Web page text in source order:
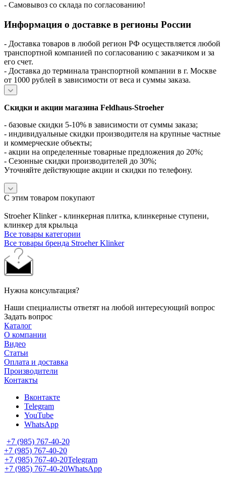
- Самовывоз со склада по согласованию!
Информация о доставке в регионы России
- Доставка товаров в любой регион РФ осуществляется любой
транспортной компанией по согласованию с заказчиком и за
его счет.
- Доставка до терминала транспортной компании в г. Москве
от 1000 рублей в зависимости от веса и суммы заказа.
Скидки и акции магазина Feldhaus-Stroeher
- базовые скидки 5-10% в зависимости от суммы заказа;
- индивидуальные скидки производителя на крупные частные
и коммерческие объекты;
- акции на определенные товарные предложения до 20%;
- Сезонные скидки производителей до 30%;
Уточняйте действующие акции и скидки по телефону.
С этим товаром покупают
Stroeher Klinker - клинкерная плитка, клинкерные ступени,
клинкер для крыльца
Все товары категории
Все товары бренда Stroeher Klinker
Нужна консультация?
Наши специалисты ответят на любой интересующий вопрос
Задать вопрос
Каталог
О компании
Видео
Статьи
Оплата и доставка
Производители
Контакты
Вконтакте
Telegram
YouTube
WhatsApp
+7 (985) 767-40-20
+7 (985) 767-40-20
+7 (985) 767-40-20Telegram
+7 (985) 767-40-20WhatsApp